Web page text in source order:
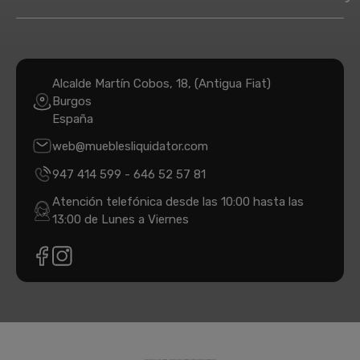
Alcalde Martín Cobos, 18, (Antigua Fiat)
Burgos
España
web@mueblesliquidator.com
947 414 599 - 646 52 57 81
Atención telefónica desde las 10:00 hasta las
13:00 de Lunes a Viernes